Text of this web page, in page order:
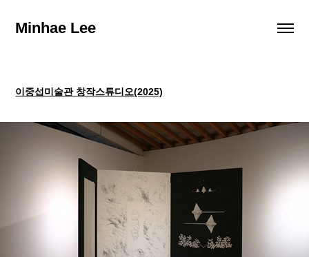
Minhae Lee
이중섭미술관 창작스튜디오(2025)